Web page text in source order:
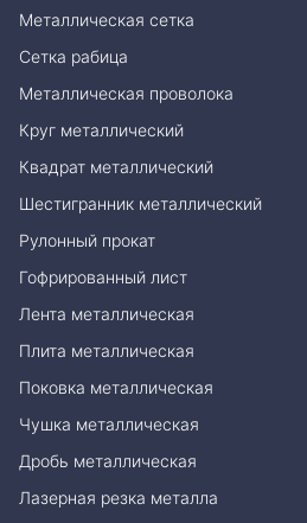
Металлическая сетка
Сетка рабица
Металлическая проволока
Круг металлический
Квадрат металлический
Шестигранник металлический
Рулонный прокат
Гофрированный лист
Лента металлическая
Плита металлическая
Поковка металлическая
Чушка металлическая
Дробь металлическая
Лазерная резка металла